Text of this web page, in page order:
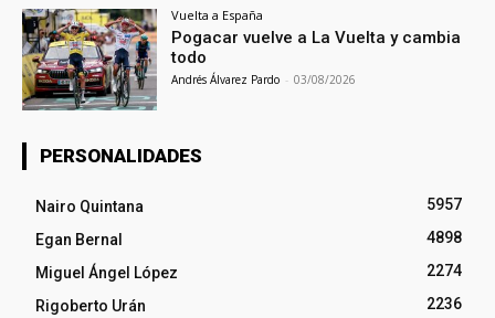
Vuelta a España
Pogacar vuelve a La Vuelta y cambia
todo
Andrés Álvarez Pardo - 03/08/2026
PERSONALIDADES
Nairo Quintana
5957
Egan Bernal
4898
Miguel Ángel López
2274
Rigoberto Urán
2236